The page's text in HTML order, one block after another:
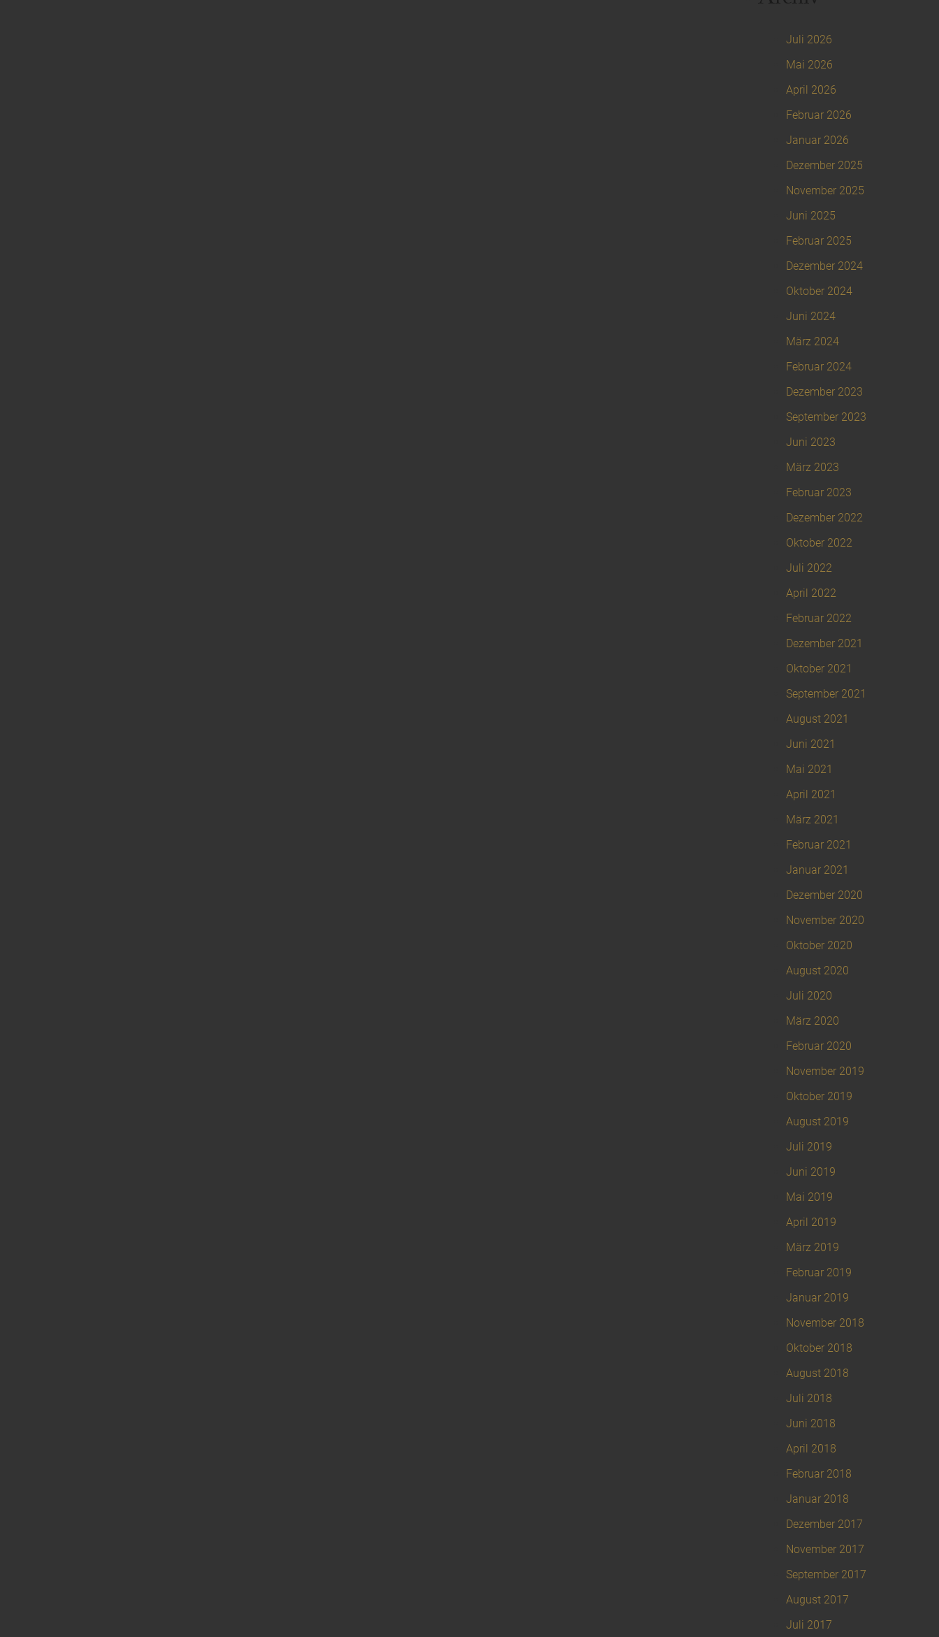
Juli 2026
Mai 2026
April 2026
Februar 2026
Januar 2026
Dezember 2025
November 2025
Juni 2025
Februar 2025
Dezember 2024
Oktober 2024
Juni 2024
März 2024
Februar 2024
Dezember 2023
September 2023
Juni 2023
März 2023
Februar 2023
Dezember 2022
Oktober 2022
Juli 2022
April 2022
Februar 2022
Dezember 2021
Oktober 2021
September 2021
August 2021
Juni 2021
Mai 2021
April 2021
März 2021
Februar 2021
Januar 2021
Dezember 2020
November 2020
Oktober 2020
August 2020
Juli 2020
März 2020
Februar 2020
November 2019
Oktober 2019
August 2019
Juli 2019
Juni 2019
Mai 2019
April 2019
März 2019
Februar 2019
Januar 2019
November 2018
Oktober 2018
August 2018
Juli 2018
Juni 2018
April 2018
Februar 2018
Januar 2018
Dezember 2017
November 2017
September 2017
August 2017
Juli 2017